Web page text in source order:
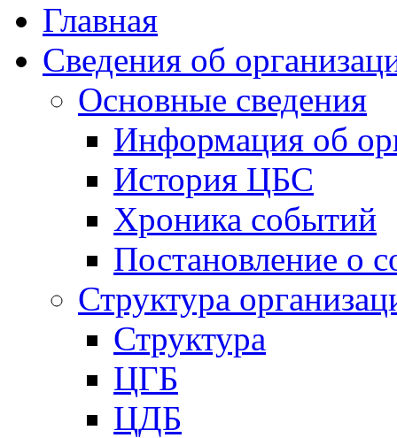
Главная
Сведения об
Основные сведения
Информация об
История ЦБС
Хроника событий
Постановление о
Структура
Структура
ЦГБ
ЦДБ